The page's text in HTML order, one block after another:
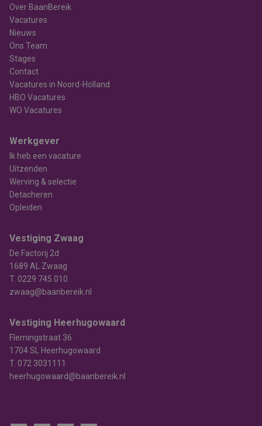
Over BaanBereik
Vacatures
Nieuws
Ons Team
Stages
Contact
Vacatures in Noord-Holland
HBO Vacatures
WO Vacatures
Werkgever
Ik heb een vacature
Uitzenden
Werving & selectie
Detacheren
Opleiden
Vestiging Zwaag
De Factorij 2d
1689 AL Zwaag
T. 0229 745 010
zwaag@baanbereik.nl
Vestiging Heerhugowaard
Flemingstraat 36
1704 SL Heerhugowaard
T. 072 3031111
heerhugowaard@baanbereik.nl